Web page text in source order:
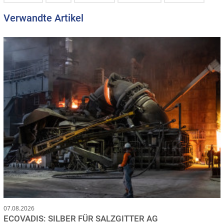
Verwandte Artikel
07.08.2026
ECOVADIS: SILBER FÜR SALZGITTER AG